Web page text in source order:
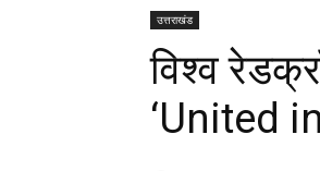
उत्तराखंड
विश्व
‘United